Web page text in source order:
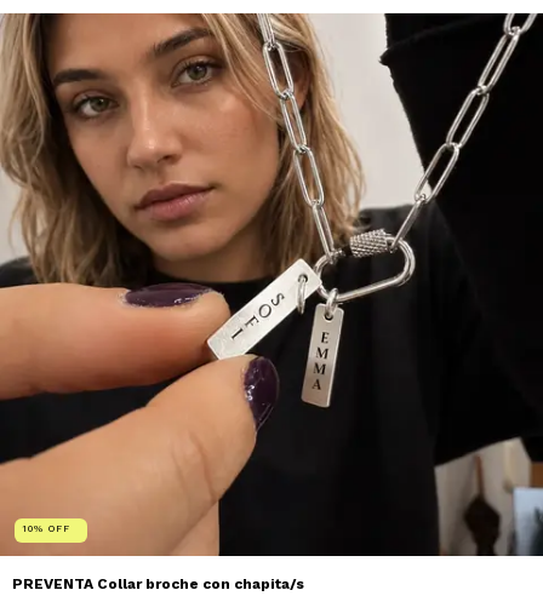
10% OFF
PREVENTA Collar broche con chapita/s